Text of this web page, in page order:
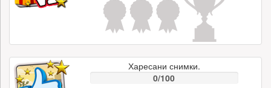
Харесани снимки.
0/100